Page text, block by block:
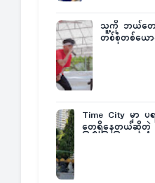
သူ့ကို ဘယ်တေ
တစ်စုံတစ်ယေ
Time City မှာ
တွေရှိနေတယ်ဆိုတဲ့